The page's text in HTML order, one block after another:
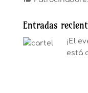
Entradas
¡El
está